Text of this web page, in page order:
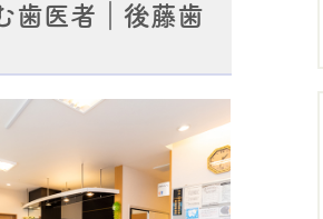
歯医者｜後藤歯